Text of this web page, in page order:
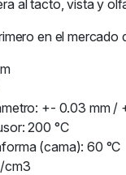
al tacto, vista y
en el
+- 0.03 mm /
200 °C
(cama): 60 °C
cm3